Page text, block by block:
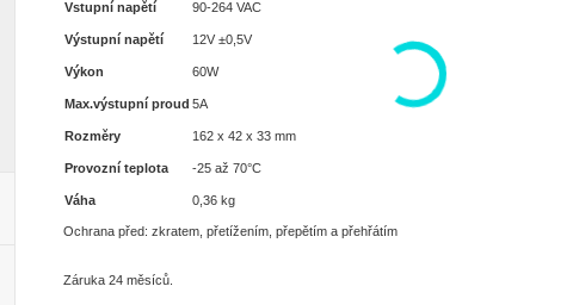
Vstupní napětí 90-264 VAC
Výstupní napětí 12V ±0,5V
Výkon 60W
Max.výstupní proud 5A
Rozměry 162 x 42 x 33 mm
Provozní teplota -25 až 70°C
Váha 0,36 kg
Ochrana před: zkratem, přetížením, přepětím a přehřátím
Záruka 24 měsíců.